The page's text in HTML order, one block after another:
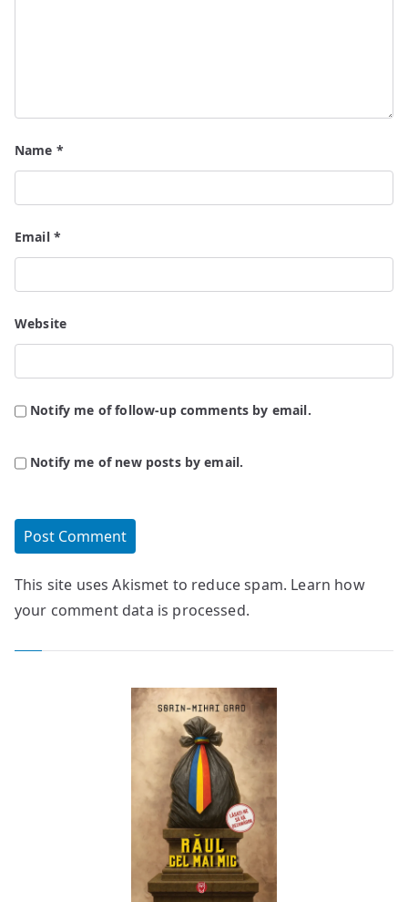
Name *
Email *
Website
Notify me of follow-up comments by email.
Notify me of new posts by email.
This site uses Akismet to reduce spam. Learn how
your comment data is processed.